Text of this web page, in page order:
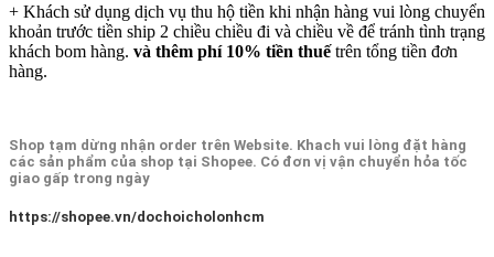
+ Khách sử dụng dịch vụ thu hộ tiền khi nhận hàng vui lòng chuyển
khoản trước tiền ship 2 chiều chiều đi và chiều về để tránh tình trạng
khách bom hàng. và thêm phí 10% tiền thuếtrên tổng tiền đơn
hàng.
Shop tạm dừng nhận order trên Website. Khach vui lòng đặt hàng
các sản phẩm của shop tại Shopee. Có đơn vị vận chuyển hỏa tốc
giao gấp trong ngày
https://shopee.vn/dochoicholonhcm